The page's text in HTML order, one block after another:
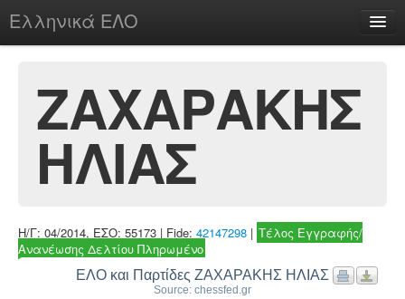
Ελληνικά ΕΛΟ
chesstu.be @ discord
Login
ΖΑΧΑΡΑΚΗΣ
ΗΛΙΑΣ
Η/Γ: 04/2014, ΕΣΟ: 55173 | Fide: 42147298 | Τέλος Εγγραφής/
Ανανέωσης Δελτίου Πληρωμένο
ΕΛΟ και Παρτίδες ΖΑΧΑΡΑΚΗΣ ΗΛΙΑΣ
Source: chessfed.gr